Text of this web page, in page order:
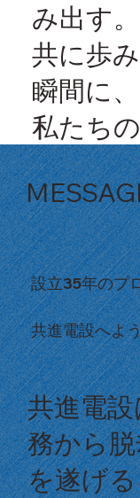
み出す。
共に歩
瞬間に、
私たち
設立35年のプ
共進電設へよ
共進電
務から
を遂げ